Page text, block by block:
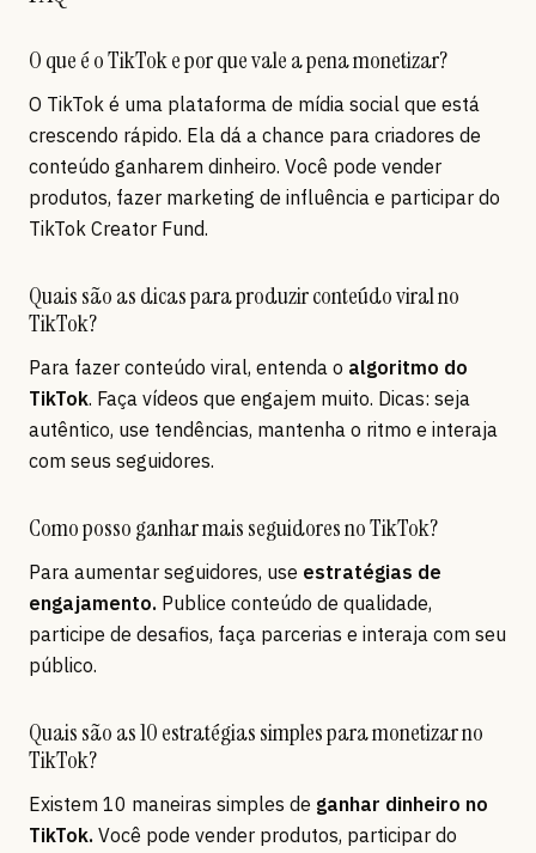
O que é o TikTok e por que vale a pena monetizar?
O TikTok é uma plataforma de mídia social que está
crescendo rápido. Ela dá a chance para criadores de
conteúdo ganharem dinheiro. Você pode vender
produtos, fazer marketing de influência e participar do
TikTok Creator Fund.
Quais são as dicas para produzir conteúdo viral no
TikTok?
Para fazer conteúdo viral, entenda o algoritmo do
TikTok. Faça vídeos que engajem muito. Dicas: seja
autêntico, use tendências, mantenha o ritmo e interaja
com seus seguidores.
Como posso ganhar mais seguidores no TikTok?
Para aumentar seguidores, use estratégias de
engajamento. Publice conteúdo de qualidade,
participe de desafios, faça parcerias e interaja com seu
público.
Quais são as 10 estratégias simples para monetizar no
TikTok?
Existem 10 maneiras simples de ganhar dinheiro no
TikTok. Você pode vender produtos, participar do